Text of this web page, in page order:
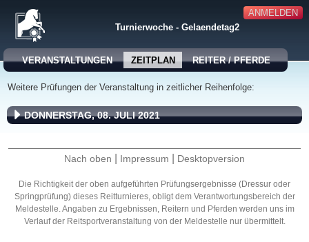
ANMELDEN
Turnierwoche - Gelaendetag2
VERANSTALTUNGEN ZEITPLAN REITER / PFERDE
Weitere Prüfungen der Veranstaltung in zeitlicher Reihenfolge:
DONNERSTAG, 08. JULI 2021
Nach oben Impressum Desktopversion
Die Richtigkeit der oben aufgeführten Prüfungsergebnisse (Dressur oder
Springprüfung) dieses Reitturnieres, obligt dem Verantwortungsbereich der
Meldestelle. Angaben zu Ergebnissen, Reitern und Pferden werden uns im
Verlauf der Reitsportveranstaltung von der Meldestelle nur übermittelt.